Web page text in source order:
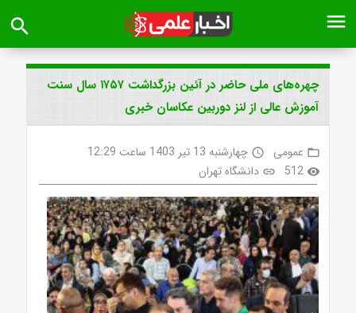
menu
search
چهره‌های ملی حاضر در آئین بزرگداشت ۱۷۵۷ سال سنت
آموزش عالی از لنز دوربین عکاسان خبری
folder_open عمومی access_time چهارشنبه 13 تیر 1403 ساعت 12:29
visibility
512
link دانشگاه تهران